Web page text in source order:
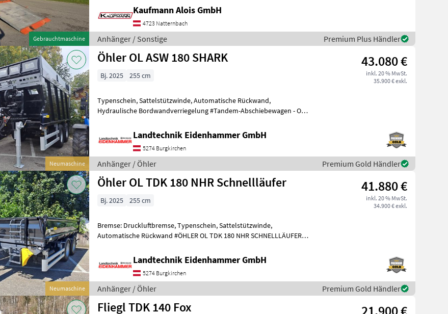
Gebrauchtmaschine
Kaufmann Alois GmbH
4723 Natternbach
Anhänger / Sonstige Premium Plus Händler
Neumaschine
Öhler OL ASW 180 SHARK 43.080 €
inkl. 20 % MwSt.
35.900 € exkl.
Bj. 2025 255 cm
Typenschein, Sattelstützwinde, Automatische Rückwand,
Hydraulische Bordwandverriegelung #Tandem-Abschiebewagen - OL
Landtechnik Eidenhammer GmbH
5274 Burgkirchen
Anhänger / Öhler Premium Gold Händler
Neumaschine
Öhler OL TDK 180 NHR Schnellläufer 41.880 €
inkl. 20 % MwSt.
34.900 € exkl.
Bj. 2025 255 cm
Bremse: Druckluftbremse, Typenschein, Sattelstützwinde,
Automatische Rückwand #ÖHLER OL TDK 180 NHR SCHNELLLÄUFER# -
Landtechnik Eidenhammer GmbH
5274 Burgkirchen
Anhänger / Öhler Premium Gold Händler
Fliegl TDK 140 Fox